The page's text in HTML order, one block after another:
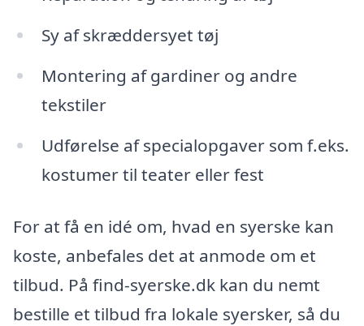
Sy af skræddersyet tøj
Montering af gardiner og andre
tekstiler
Udførelse af specialopgaver som f.eks.
kostumer til teater eller fest
For at få en idé om, hvad en syerske kan
koste, anbefales det at anmode om et
tilbud. På find-syerske.dk kan du nemt
bestille et tilbud fra lokale syersker, så du